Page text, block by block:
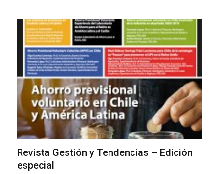
Revista Gestión y Tendencias – Edición
especial